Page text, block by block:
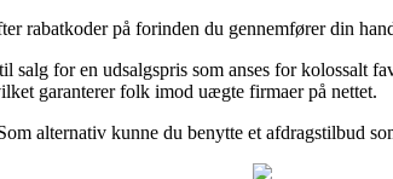
rabatkoder på forinden du gennemfører din
for en udsalgspris som anses for kolossalt
garanterer folk imod uægte firmaer på nettet.
alternativ kunne du benytte et afdragstilbud